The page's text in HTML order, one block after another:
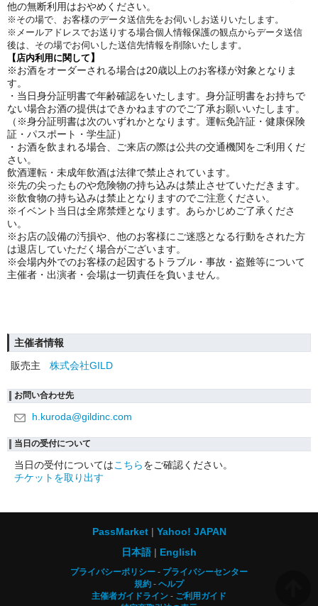
他の無断利用はおやめください。
※その場で、お客様のデータ送信先をお伺いしお送りいたします。
※メールアドレスでお送りする場合個人情報保護の観点からデータ送信
後は、その場でお伺いした送信先情報を削除いたします。
【店内利用に関して 】
※お酒をオーダーされる場合は20歳以上のお客様が対象となりま
す。
・当日身分証明書で年齢確認をいたします。身分証明書をお持ちで
ない場合お酒の提供はできかねますのでご了承お願いいたします。
（※身分証明書は次のいずれかとなります。 運転免許証・健康保険
証・パスポート・学生証）
・お酒を飲まれる場合、ご来店の際は公共の交通機関をご利用くだ
さい。
飲酒運転・未成年飲酒は法律で禁止されています。
※先の尖ったものや危険物の持ち込みは禁止させていただきます。
※飲食物の持ち込みは禁止となりますのでご注意ください。
※イベント当日は全席禁煙となります。あらかじめご了承くださ
い。
※お店の設備の汚損や、他のお客様にご迷惑となる行動をされた方
は退店していただく場合がございます。
※会場内外でのお客様の起因するトラブル・事故・盗難等について
主催者・出演者・会場は一切責任を負いません。
主催者情報
販売主
株式会社GILD
お問い合わせ先
h.kuroda@gildinc.com
当日の受付について
当日の受付についてはこちらをご確認ください。
チケットを取り出す
PassMarket
Yahoo! JAPAN
日本語
English
プライバシーポリシー
プライバシーセンター
規約
ヘルプ
主催者ガイドライン
ご利用ガイド